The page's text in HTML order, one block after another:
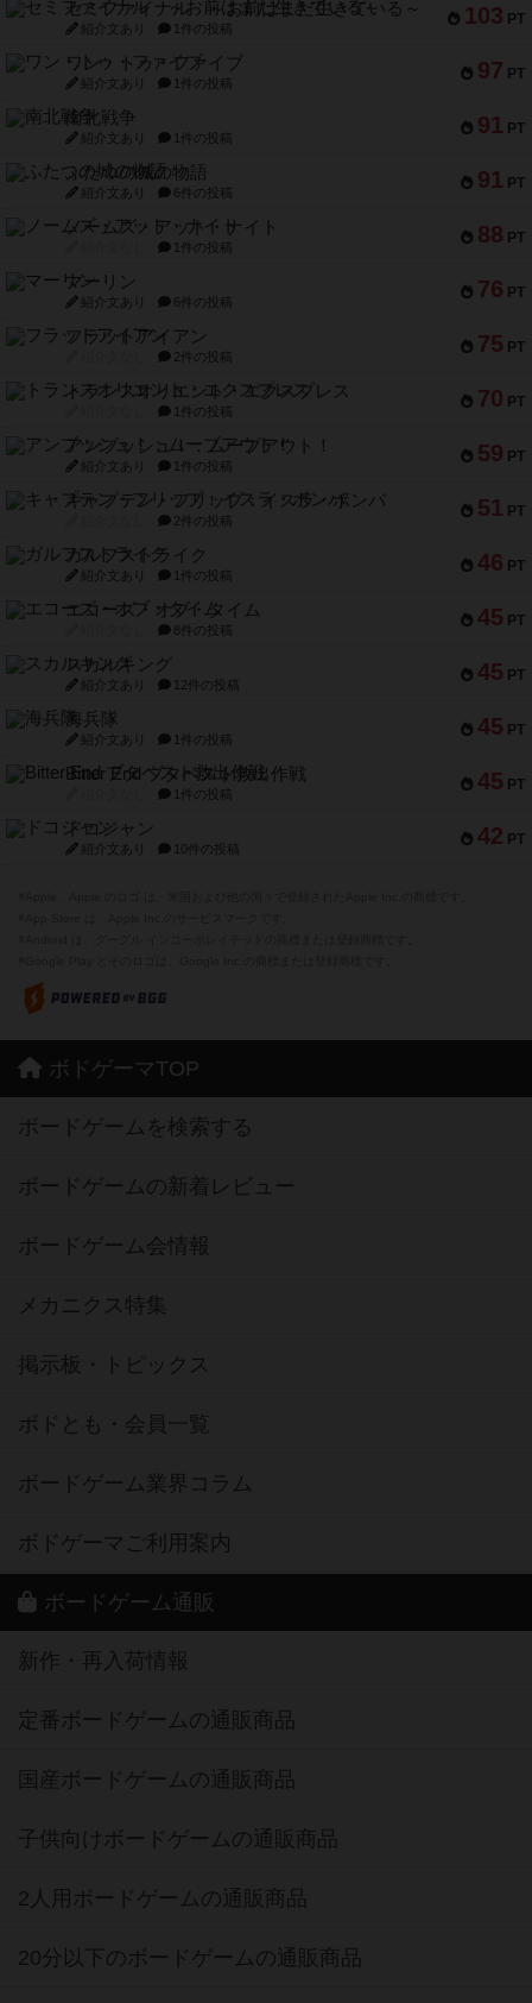
103 PT
セミファイナル ～お前はまだ生きている～
紹介文あり 1件の投稿
97 PT
ワン・トゥ・ファイブ
紹介文あり 1件の投稿
91 PT
南北戦争
紹介文あり 1件の投稿
91 PT
ふたつの城の物語
紹介文あり 6件の投稿
88 PT
ノームズ・アット・ナイト
1件の投稿
76 PT
マーリン
紹介文あり 6件の投稿
75 PT
フラットアイアン
2件の投稿
70 PT
トランスオリエント・エクスプレス
1件の投稿
59 PT
アンブッシュ！：ムーブアウト！
紹介文あり 1件の投稿
51 PT
キャプテン・フリップ：イスラ・ボンバ
2件の投稿
46 PT
ガルフストライク
紹介文あり 1件の投稿
45 PT
エコーズ・オブ・タイム
8件の投稿
45 PT
スカルキング
紹介文あり 12件の投稿
45 PT
海兵隊
紹介文あり 1件の投稿
45 PT
Bitter End ブタペスト救出作戦
1件の投稿
42 PT
ドコジャン
紹介文あり 10件の投稿
ボドゲーマTOP
ボードゲームを検索する
ボードゲームの新着レビュー
ボードゲーム会情報
メカニクス特集
掲示板・トピックス
ボドとも・会員一覧
ボードゲーム業界コラム
ボドゲーマご利用案内
ボードゲーム通販
新作・再入荷情報
定番ボードゲームの通販商品
国産ボードゲームの通販商品
子供向けボードゲームの通販商品
2人用ボードゲームの通販商品
20分以下のボードゲームの通販商品